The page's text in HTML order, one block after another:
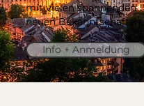
mit vielen spannenden
neuen Bekanntschaften.
Info + Anmeldung